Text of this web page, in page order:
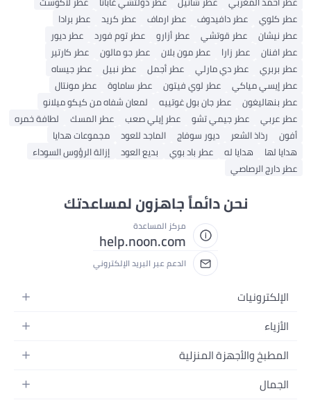
عطر كلوي
عطر دافيدوف عطر ارماف عطر كريد
عطر برادا
عطر نيشان
عطر قوتشي عطر أزارو عطر توم فورد
عطر ديور
عطر افنان
عطر زارا عطر مون بلان عطر جو مالون
عطر كارتير
عطر بربري
عطر دي مارلي عطر أجمل عطر نبيل
عطر جيساه
عطر إيسي مياكي
عطر لوي فيتون عطر ساماوة
عطر مونتال
عطر بنهاليغون
عطر جان بول غوتييه
لمعان شفاه من كيكو ميلانو
عطر عربي
عطر جيمي تشو عطر إيلي صعب عطر المسك
لطافة خمره
أفون
رذاذ الشعر ديور سوفاج الماجد للعود
مجموعات هدايا
هدايا لها
هدايا له عطر باد بوي بديع العود
إزالة الرؤوس السوداء
عطر دارج الرصاصي
نحن دائماً جاهزون لمساعدتك
مركز المساعدة
help.noon.com
الدعم عبر البريد الإلكتروني
الإلكترونيات
الجوالات
اللابتوبات
الأجهزة المنزلية
الأزياء
أزياء نسائية
أزياء البنات
المطبخ والأجهزة المنزلية
الحمام
الجمال